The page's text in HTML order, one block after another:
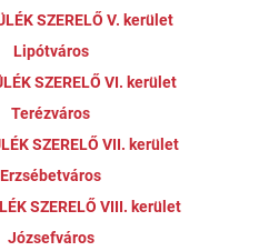
SZERELŐ V. kerület
Lipótváros
SZERELŐ VI. kerület
Terézváros
SZERELŐ VII. kerület
Erzsébetváros
SZERELŐ VIII. kerület
Józsefváros